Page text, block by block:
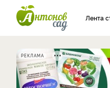
Лента
РЕКЛАМА